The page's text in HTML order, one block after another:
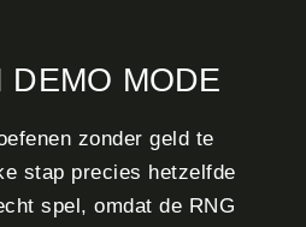
MODE
zonder geld te
stap precies hetzelfde
spel, omdat de RNG